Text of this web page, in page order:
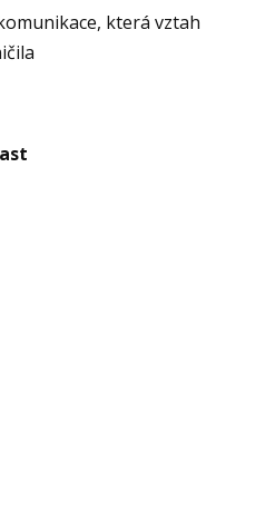
která vztah